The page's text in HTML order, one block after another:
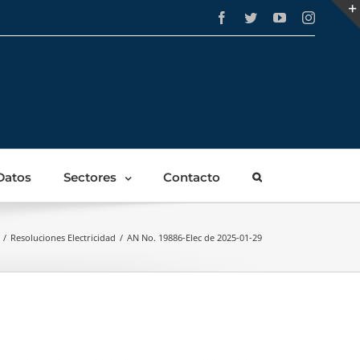
Facebook
TwitterYouTube
Sectores Contacto
/ Resoluciones Electricidad / AN No. 19886-Elec de 2025-01-29